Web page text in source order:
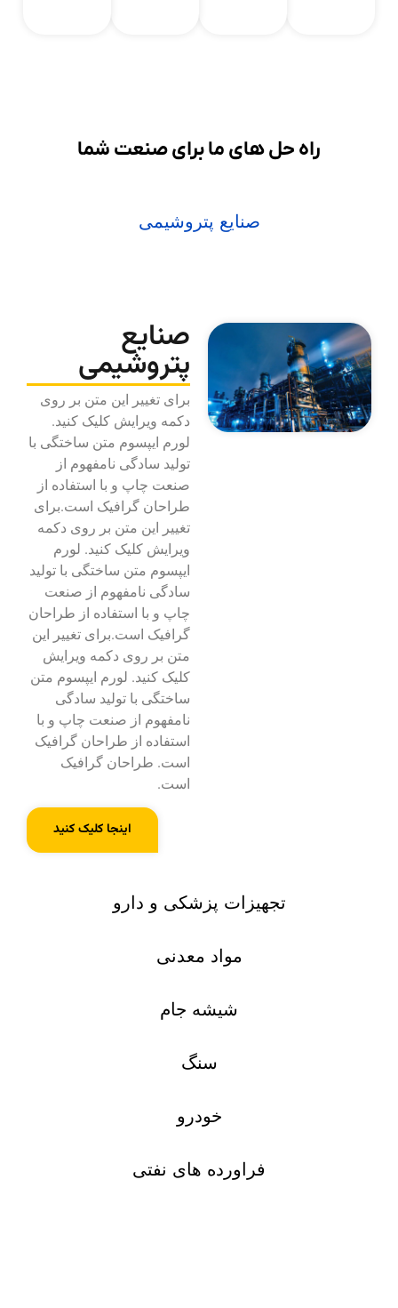
راه حل های ما برای صنعت شما
صنایع پتروشیمی
تجهیزات پزشکی و دارو
مواد معدنی
شیشه جام
سنگ
خودرو
فراورده های نفتی
صنایع
پتروشیمی
برای تغییر این متن بر روی
دکمه ویرایش کلیک کنید.
لورم ایپسوم متن ساختگی با
تولید سادگی نامفهوم از
صنعت چاپ و با استفاده از
طراحان گرافیک است.برای
تغییر این متن بر روی دکمه
ویرایش کلیک کنید. لورم
ایپسوم متن ساختگی با تولید
سادگی نامفهوم از صنعت
چاپ و با استفاده از طراحان
گرافیک است.برای تغییر این
متن بر روی دکمه ویرایش
کلیک کنید. لورم ایپسوم متن
ساختگی با تولید سادگی
نامفهوم از صنعت چاپ و با
استفاده از طراحان گرافیک
است. طراحان گرافیک
است.
اینجا کلیک کنید